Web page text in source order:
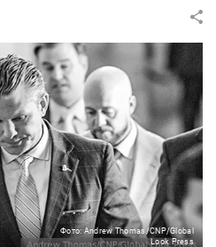
Фото: Andrew Thomas/CNP/Global
Look Press